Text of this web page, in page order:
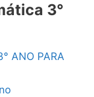
3°
ANO PARA